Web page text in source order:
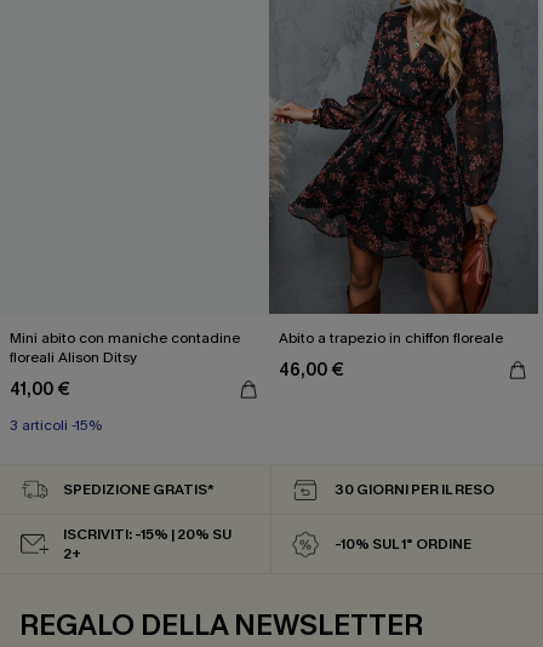
Mini abito con maniche contadine
floreali Alison Ditsy
41,00 €
3 articoli -15%
Abito a trapezio in chiffon floreale
46,00 €
SPEDIZIONE GRATIS* 30 GIORNI PER IL RESO
ISCRIVITI: -15% | 20% SU
2+
-10% SUL 1° ORDINE
REGALO DELLA NEWSLETTER